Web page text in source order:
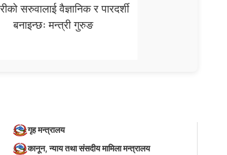
सरुवालाई वैज्ञानिक र पारदर्शी
बनाइन्छः मन्त्री गुरुङ
गृह मन्त्रालय
कानून, न्याय तथा संसदीय मामिला मन्त्रालय